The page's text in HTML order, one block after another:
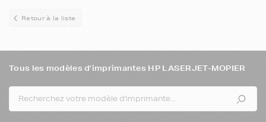
Retour à la liste
Tous les modèles d'imprimantes HP LASERJET-MOPIER